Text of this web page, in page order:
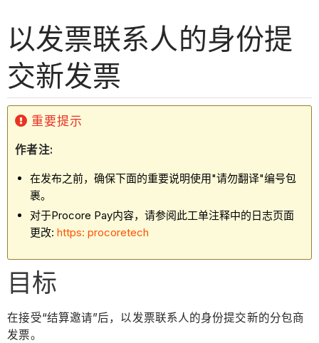
以发票联系人的身份提
交新发票
重要提示
作者注:
在发布之前，确保下面的重要说明使用"请勿翻译"编号包
裹。
对于Procore Pay内容，请参阅此工单注释中的日志页面
更改:https: procoretech
目标
在接受“结算邀请”后，以发票联系人的身份提交新的分包商
发票。